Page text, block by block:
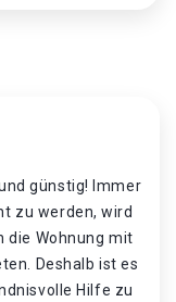
günstig! Immer
zu werden, wird
die Wohnung mit
Deshalb ist es
Hilfe zu